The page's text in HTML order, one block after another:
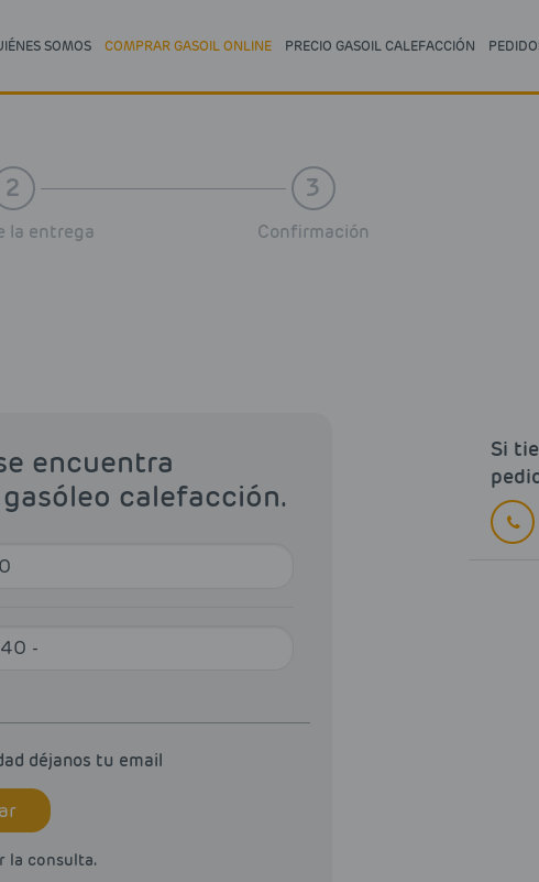
SOMOS COMPRAR GASOIL ONLINE PRECIO GASOIL CALEFACCIÓN
2
la entrega
3
Confirmación
encuentra
calefacción.
déjanos tu email
la consulta.
Si